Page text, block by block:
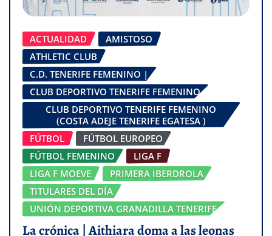
ACTUALIDAD
AMISTOSO
ATHLETIC CLUB
C.D. TENERIFE FEMENINO |
CLUB DEPORTIVO TENERIFE FEMENINO
CLUB DEPORTIVO TENERIFE FEMENINO
(COSTA ADEJE TENERIFE EGATESA )
FÚTBOL
FÚTBOL EUROPEO
FÚTBOL FEMENINO
LIGA F
LIGA F MOEVE
PRIMERA IBERDROLA
TITULARES DEL DÍA
UNIÓN DEPORTIVA GRANADILLA TENERIFE
La crónica | Aithiara doma a las leonas